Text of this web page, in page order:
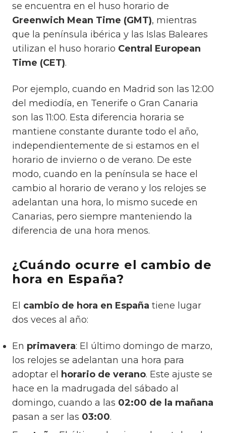
se encuentra en el huso horario de
Greenwich Mean Time (GMT), mientras
que la península ibérica y las Islas Baleares
utilizan el huso horario Central European
Time (CET).
Por ejemplo, cuando en Madrid son las 12:00
del mediodía, en Tenerife o Gran Canaria
son las 11:00. Esta diferencia horaria se
mantiene constante durante todo el año,
independientemente de si estamos en el
horario de invierno o de verano. De este
modo, cuando en la península se hace el
cambio al horario de verano y los relojes se
adelantan una hora, lo mismo sucede en
Canarias, pero siempre manteniendo la
diferencia de una hora menos.
¿Cuándo ocurre el cambio de
hora en España?
El cambio de hora en España tiene lugar
dos veces al año:
En primavera: El último domingo de marzo,
los relojes se adelantan una hora para
adoptar el
horario de verano. Este ajuste se
hace en la madrugada del sábado al
domingo, cuando a las 02:00 de la mañana
pasan a ser las 03:00.